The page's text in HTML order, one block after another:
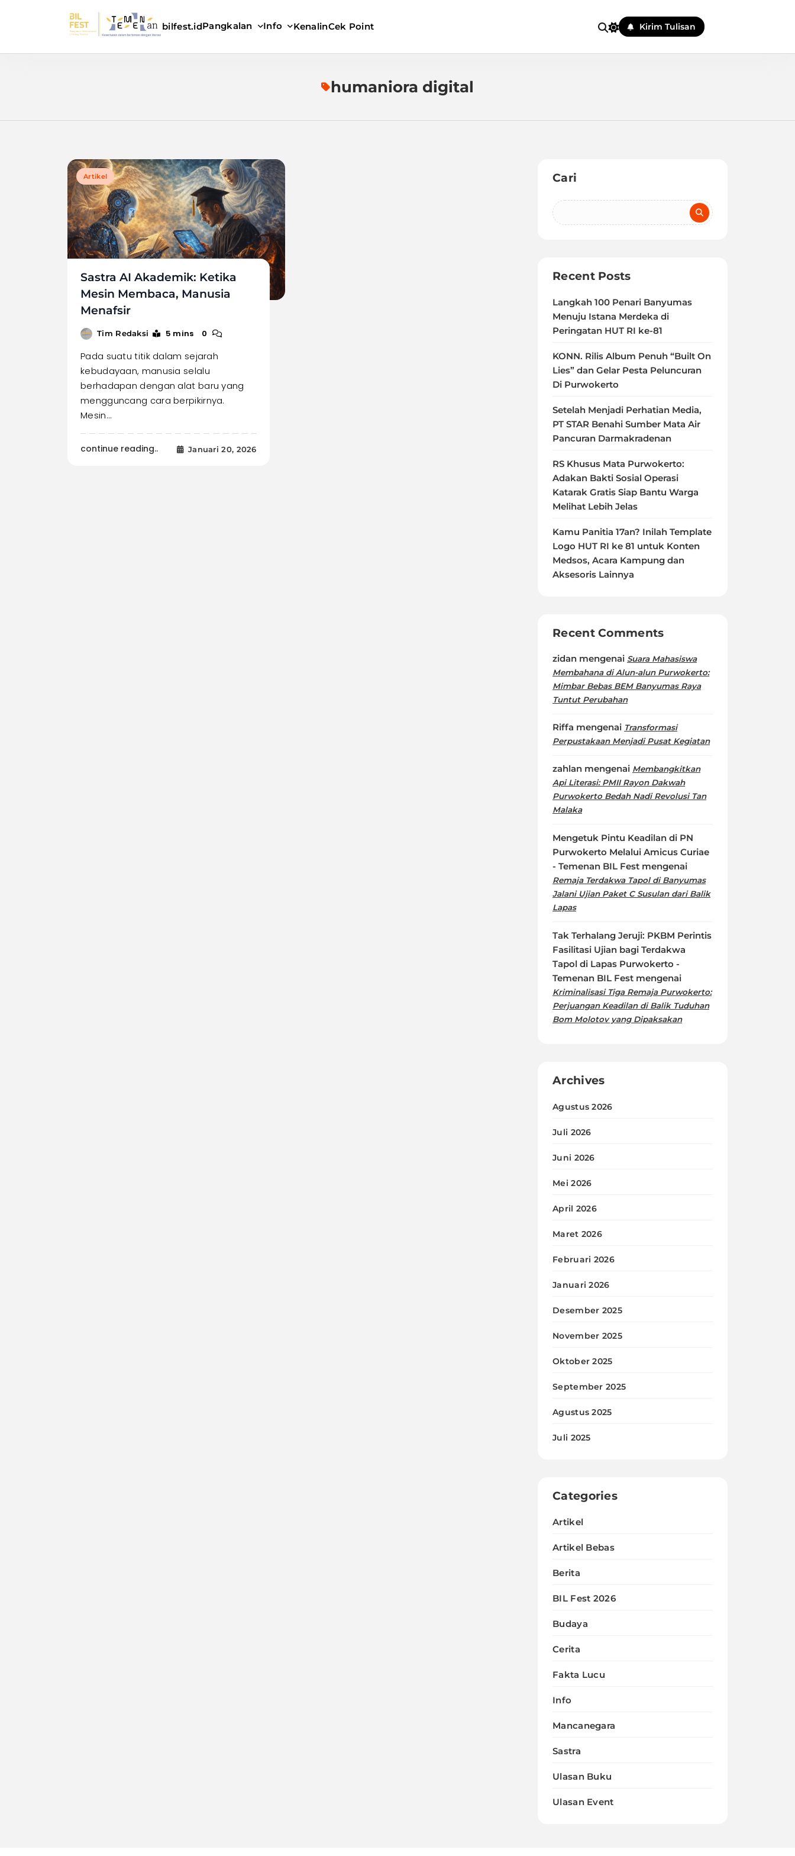
Temenan BIL Fest
bilfest.idPangkalan Info KenalinCek Point Kirim Tulisan
humaniora digital
Artikel
Sastra AI Akademik: Ketika
Mesin Membaca, Manusia
Menafsir
Tim Redaksi 5 mins 0
Pada suatu titik dalam sejarah
kebudayaan, manusia selalu
berhadapan dengan alat baru yang
mengguncang cara berpikirnya.
Mesin…
continue reading.. Januari 20, 2026
Cari
Recent Posts
Langkah 100 Penari Banyumas
Menuju Istana Merdeka di
Peringatan HUT RI ke-81
KONN. Rilis Album Penuh “Built On
Lies” dan Gelar Pesta Peluncuran
Di Purwokerto
Setelah Menjadi Perhatian Media,
PT STAR Benahi Sumber Mata Air
Pancuran Darmakradenan
RS Khusus Mata Purwokerto:
Adakan Bakti Sosial Operasi
Katarak Gratis Siap Bantu Warga
Melihat Lebih Jelas
Kamu Panitia 17an? Inilah Template
Logo HUT RI ke 81 untuk Konten
Medsos, Acara Kampung dan
Aksesoris Lainnya
Recent Comments
zidan mengenai Suara Mahasiswa
Membahana di Alun-alun Purwokerto:
Mimbar Bebas BEM Banyumas Raya
Tuntut Perubahan
Riffa mengenai Transformasi
Perpustakaan Menjadi Pusat Kegiatan
zahlan mengenai Membangkitkan
Api Literasi: PMII Rayon Dakwah
Purwokerto Bedah Nadi Revolusi Tan
Malaka
Mengetuk Pintu Keadilan di PN
Purwokerto Melalui Amicus Curiae
- Temenan BIL Fest mengenai
Remaja Terdakwa Tapol di Banyumas
Jalani Ujian Paket C Susulan dari Balik
Lapas
Tak Terhalang Jeruji: PKBM Perintis
Fasilitasi Ujian bagi Terdakwa
Tapol di Lapas Purwokerto -
Temenan BIL Fest mengenai
Kriminalisasi Tiga Remaja Purwokerto:
Perjuangan Keadilan di Balik Tuduhan
Bom Molotov yang Dipaksakan
Archives
Agustus 2026
Juli 2026
Juni 2026
Mei 2026
April 2026
Maret 2026
Februari 2026
Januari 2026
Desember 2025
November 2025
Oktober 2025
September 2025
Agustus 2025
Juli 2025
Categories
Artikel
Artikel Bebas
Berita
BIL Fest 2026
Budaya
Cerita
Fakta Lucu
Info
Mancanegara
Sastra
Ulasan Buku
Ulasan Event